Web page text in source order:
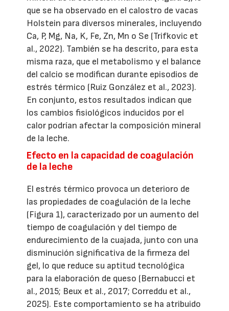
que se ha observado en el calostro de vacas
Holstein para diversos minerales, incluyendo
Ca, P, Mg, Na, K, Fe, Zn, Mn o Se (Trifkovic et
al., 2022). También se ha descrito, para esta
misma raza, que el metabolismo y el balance
del calcio se modifican durante episodios de
estrés térmico (Ruiz González et al., 2023).
En conjunto, estos resultados indican que
los cambios fisiológicos inducidos por el
calor podrían afectar la composición mineral
de la leche.
Efecto en la capacidad de coagulación
de la leche
El estrés térmico provoca un deterioro de
las propiedades de coagulación de la leche
(Figura 1), caracterizado por un aumento del
tiempo de coagulación y del tiempo de
endurecimiento de la cuajada, junto con una
disminución significativa de la firmeza del
gel, lo que reduce su aptitud tecnológica
para la elaboración de queso (Bernabucci et
al., 2015; Beux et al., 2017; Correddu et al.,
2025). Este comportamiento se ha atribuido